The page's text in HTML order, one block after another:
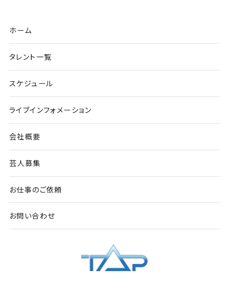
ホーム
タレント一覧
スケジュール
ライブインフォメーション
会社概要
芸人募集
お仕事のご依頼
お問い合わせ